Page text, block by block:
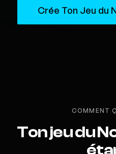
Crée Ton Jeu du
COMMENT
Ton jeu du